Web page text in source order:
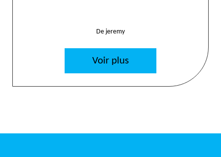
De jeremy
Voir plus